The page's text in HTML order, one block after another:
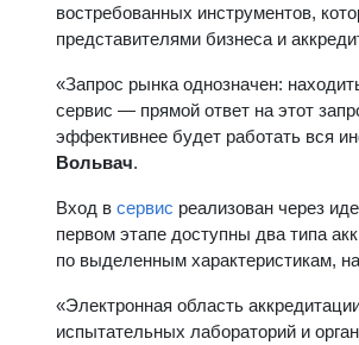
востребованных инструментов,
представителями бизнеса и
«Запрос рынка однозначен:
сервис — прямой ответ на этот
эффективнее будет работать вся
Вольвач.
Вход в сервис реализован через
первом этапе доступны два типа
по выделенным характеристикам,
«Электронная область
испытательных лабораторий и